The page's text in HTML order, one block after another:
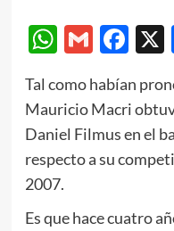
Gmail
Tal como habían
Mauricio Macri
Daniel Filmus en el
respecto a su
2007.
Es que hace cuatro